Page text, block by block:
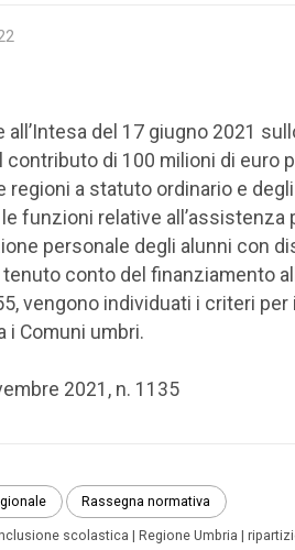
all’Intesa del 17 giugno 2021
contributo di 100 milioni di euro
regioni a statuto ordinario e
funzioni relative all’assistenza
personale degli alunni con
tenuto conto del finanziamento
vengono individuati i criteri
i Comuni umbri.
2021, n. 1135
Rassegna normativa
scolastica Regione Umbria